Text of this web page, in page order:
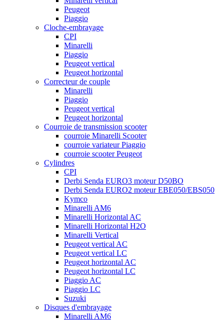
Peugeot
Piaggio
Cloche-embrayage
CPI
Minarelli
Piaggio
Peugeot vertical
Peugeot horizontal
Correcteur de couple
Minarelli
Piaggio
Peugeot vertical
Peugeot horizontal
Courroie de transmission scooter
courroie Minarelli Scooter
courroie variateur Piaggio
courroie scooter Peugeot
Cylindres
CPI
Derbi Senda EURO3 moteur D50BO
Derbi Senda EURO2 moteur EBE050/EBS050
Kymco
Minarelli AM6
Minarelli Horizontal AC
Minarelli Horizontal H2O
Minarelli Vertical
Peugeot vertical AC
Peugeot vertical LC
Peugeot horizontal AC
Peugeot horizontal LC
Piaggio AC
Piaggio LC
Suzuki
Disques d'embrayage
Minarelli AM6